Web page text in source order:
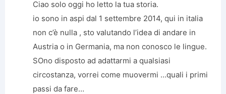
Ciao solo oggi ho letto la tua storia.
io sono in aspi dal 1 settembre 2014, qui in italia
non c’è nulla , sto valutando l’idea di andare in
Austria o in Germania, ma non conosco le lingue.
SOno disposto ad adattarmi a qualsiasi
circostanza, vorrei come muovermi …quali i primi
passi da fare…